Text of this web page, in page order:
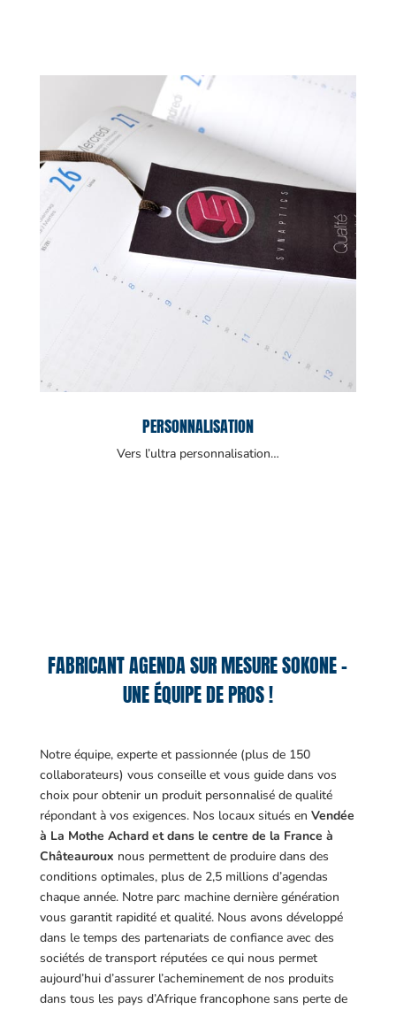
PERSONNALISATION
Vers l’ultra personnalisation…
FABRICANT AGENDA SUR MESURE SOKONE –
UNE ÉQUIPE DE PROS !
Notre équipe, experte et passionnée (plus de 150
collaborateurs) vous conseille et vous guide dans vos
choix pour obtenir un produit personnalisé de qualité
répondant à vos exigences. Nos locaux situés en Vendée
à La Mothe Achard et dans le centre de la France à
Châteauroux nous permettent de produire dans des
conditions optimales, plus de 2,5 millions d’agendas
chaque année. Notre parc machine dernière génération
vous garantit rapidité et qualité. Nous avons développé
dans le temps des partenariats de confiance avec des
sociétés de transport réputées ce qui nous permet
aujourd’hui d’assurer l’acheminement de nos produits
dans tous les pays d’Afrique francophone sans perte de